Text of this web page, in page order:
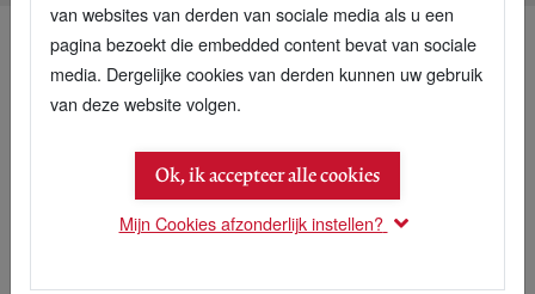
van websites van derden van sociale media als u een
pagina bezoekt die embedded content bevat van sociale
media. Dergelijke cookies van derden kunnen uw gebruik
van deze website volgen.
Ok, ik accepteer alle cookies
Mijn Cookies afzonderlijk instellen?